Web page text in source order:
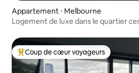
Appartement ⋅ Melbourne
Logement de luxe dans le quartier
Coups de cœur voyageurs les plus
Coup de cœur voyageurs